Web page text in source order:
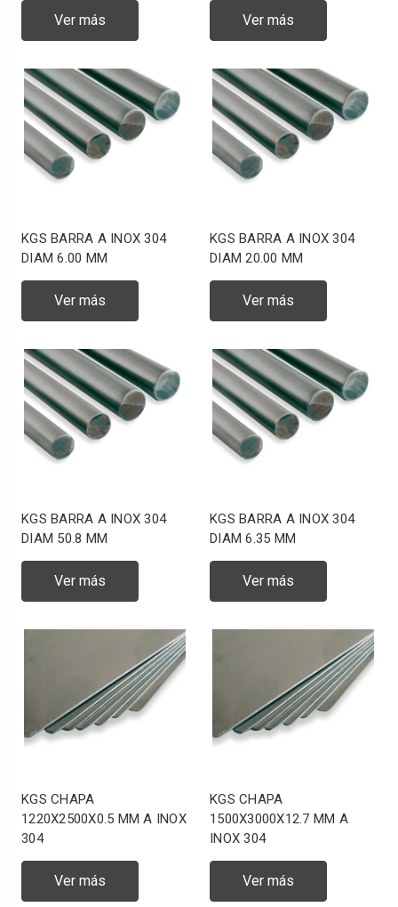
Ver más Ver más
KGS BARRA A INOX 304
DIAM 6.00 MM
Ver más
KGS BARRA A INOX 304
DIAM 20.00 MM
Ver más
KGS BARRA A INOX 304
DIAM 50.8 MM
Ver más
KGS BARRA A INOX 304
DIAM 6.35 MM
Ver más
KGS CHAPA
1220X2500X0.5 MM A INOX
304
Ver más
KGS CHAPA
1500X3000X12.7 MM A
INOX 304
Ver más